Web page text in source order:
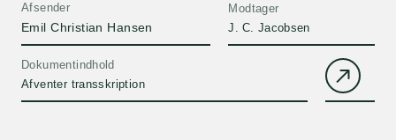
Afsender
Emil Christian Hansen
Modtager
J. C. Jacobsen
Dokumentindhold
Afventer transskription